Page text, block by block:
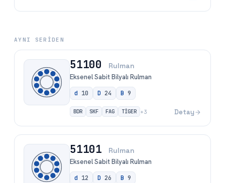
AYNI SERIDEN
51100 Rulman
Eksenel Sabit Bilyalı Rulman
d 10 D 24 B 9
BDR SKF FAG TİGER +3 Detay
51101 Rulman
Eksenel Sabit Bilyalı Rulman
d 12 D 26 B 9